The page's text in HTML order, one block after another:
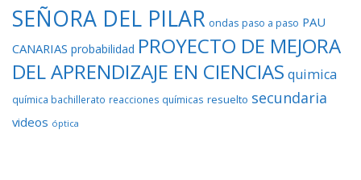
SEÑORA DEL PILAR ondas paso a paso PAU
CANARIAS probabilidad PROYECTO DE MEJORA
DEL APRENDIZAJE EN CIENCIAS quimica
química bachillerato reacciones químicas resuelto secundaria
videos óptica